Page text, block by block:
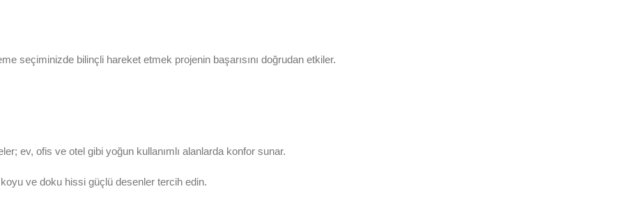
seçiminizde bilinçli hareket etmek projenin başarısını doğrudan etkiler.
ev, ofis ve otel gibi yoğun kullanımlı alanlarda konfor sunar.
ve doku hissi güçlü desenler tercih edin.